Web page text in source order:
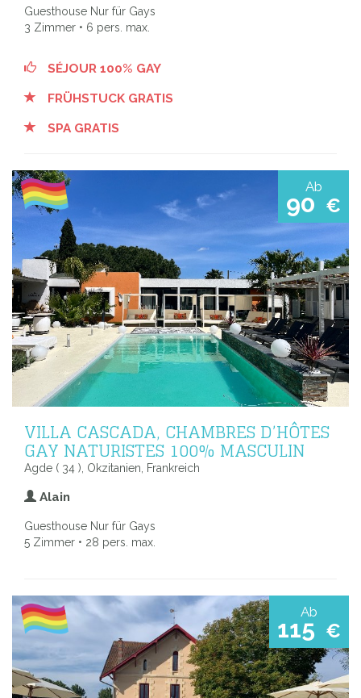
Guesthouse Nur für Gays
3 Zimmer • 6 pers. max.
SÉJOUR 100% GAY
FRÜHSTUCK GRATIS
SPA GRATIS
Ab
90 €
VILLA CASCADA, CHAMBRES D’HÔTES
GAY NATURISTES 100% MASCULIN
Agde ( 34 ), Okzitanien, Frankreich
Alain
Guesthouse Nur für Gays
5 Zimmer • 28 pers. max.
Ab
115 €